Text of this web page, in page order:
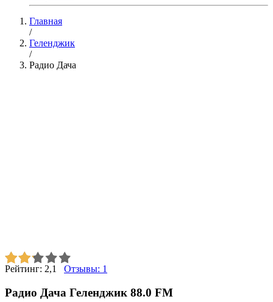
Главная
/
Геленджик
/
Радио Дача
Рейтинг: 2,1 Отзывы: 1
Радио Дача Геленджик 88.0 FM